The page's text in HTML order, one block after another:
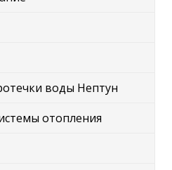
воды Нептун
отопления